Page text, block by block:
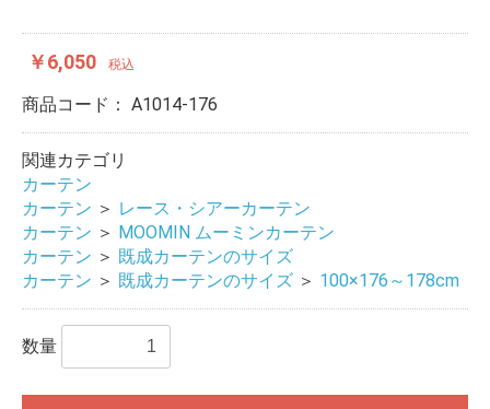
￥6,050 税込
商品コード： A1014-176
関連カテゴリ
カーテン
カーテン ＞ レース・シアーカーテン
カーテン ＞ MOOMIN ムーミンカーテン
カーテン ＞ 既成カーテンのサイズ
カーテン ＞ 既成カーテンのサイズ ＞ 100×176～178cm
数量